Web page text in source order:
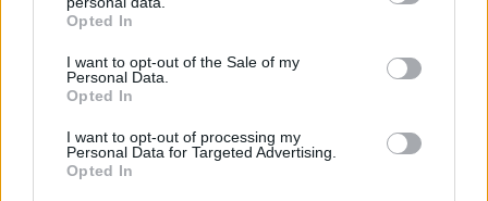
grant or deny consent to Google and its third-party tags to
use your data for below specified purposes in below Google
consent section.
Opted In
I want to opt-out of the Sale of my
Personal Data.
Opted In
I want to opt-out of processing my
Personal Data for Targeted Advertising.
Opted In
για απολύτως νόμιμους και διαφανείς
διαγωνισμούς με πλειάδα προσφορών και επί
διαφόρων κυβερνήσεων -ακόμη και της δικής
Β. Ο τυχοδιώκτης συκοφάντης εγκαλεί τον